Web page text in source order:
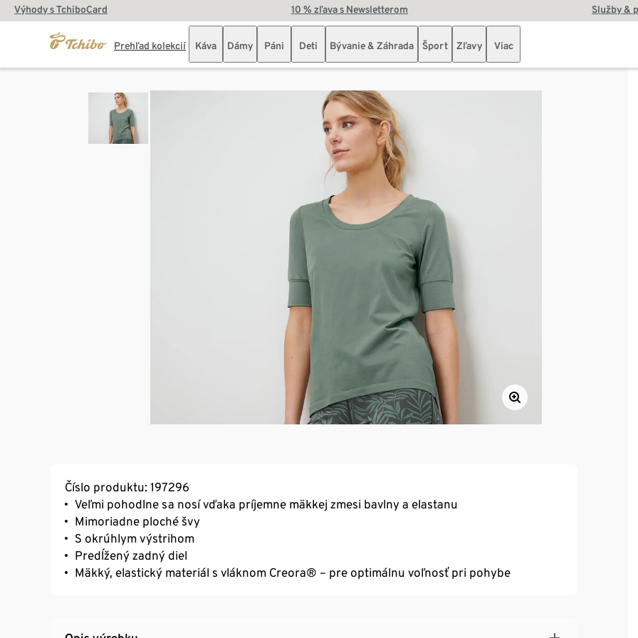
Výhody s TchiboCard 10 % zľava s Newsletterom Služby &
Prehľad kolekcií Káva Dámy Páni Deti Bývanie & Záhrada Šport Zľavy Viac
Číslo produktu: 197296
Veľmi pohodlne sa nosí vďaka príjemne mäkkej zmesi bavlny a elastanu
Mimoriadne ploché švy
S okrúhlym výstrihom
Predĺžený zadný diel
Mäkký, elastický materiál s vláknom Creora® – pre optimálnu voľnosť pri pohybe